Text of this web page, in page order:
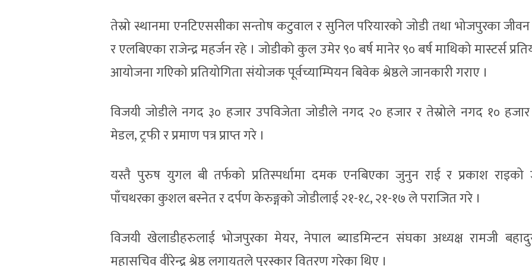
तेस्रो स्थानमा एनटिएससीका सन्तोष कटुवाल र सुनिल परियारको जोडी तथा भोजपुरका जीवन
र एलबिएका राजेन्द्र महर्जन रहे । जोडीको कुल उमेर ९० बर्ष मानेर ९० बर्ष माथिको मास्टर्स
आयोजना गएिको प्रतियोगिता संयोजक पूर्वच्याम्पियन बिवेक श्रेष्ठले जानकारी गराए ।
विजयी जोडीले नगद ३० हजार उपविजेता जोडीले नगद २० हजार र तेस्रोले नगद १०
मेडल, ट्रफी र प्रमाण पत्र प्राप्त गरे ।
यस्तै पुरुष युगल बी तर्फको प्रतिस्पर्धामा दमक एनबिएका जुनुन राई र प्रकाश राइको
पाँचथरका कुशल बस्नेत र दर्पण केरुङ्गको जोडीलाई २१-१८, २१-१७ ले पराजित गरे ।
विजयी खेलाडीहरुलाई भोजपुरका मेयर, नेपाल ब्याडमिन्टन संघका अध्यक्ष रामजी